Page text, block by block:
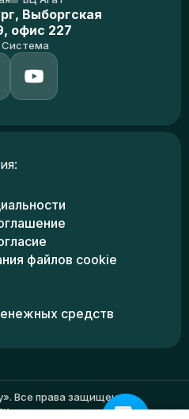
Выборгская
офис 227
файлов cookie
средств
Все права защищены.